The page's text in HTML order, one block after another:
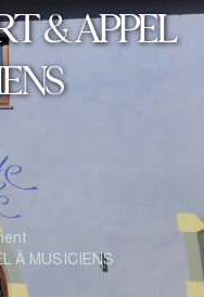
& APPEL
À MUSICIENS